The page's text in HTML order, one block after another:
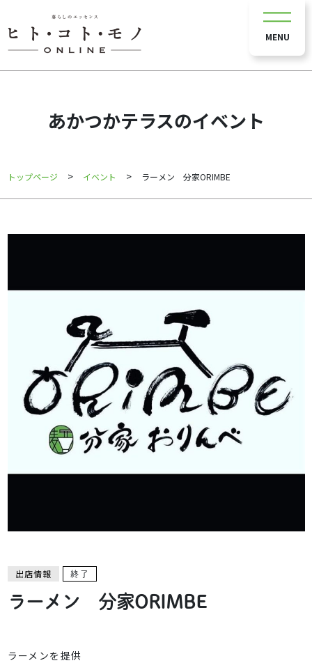
MENU
あかつかテラスのイベント
トップページ > イベント > ラーメン 分家ORIMBE
出店情報 終了
ラーメン 分家ORIMBE
ラーメンを提供